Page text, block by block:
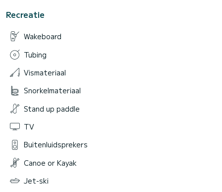
Recreatie
Wakeboard
Tubing
Vismateriaal
Snorkelmateriaal
Stand up paddle
TV
Buitenluidsprekers
Canoe or Kayak
Jet-ski